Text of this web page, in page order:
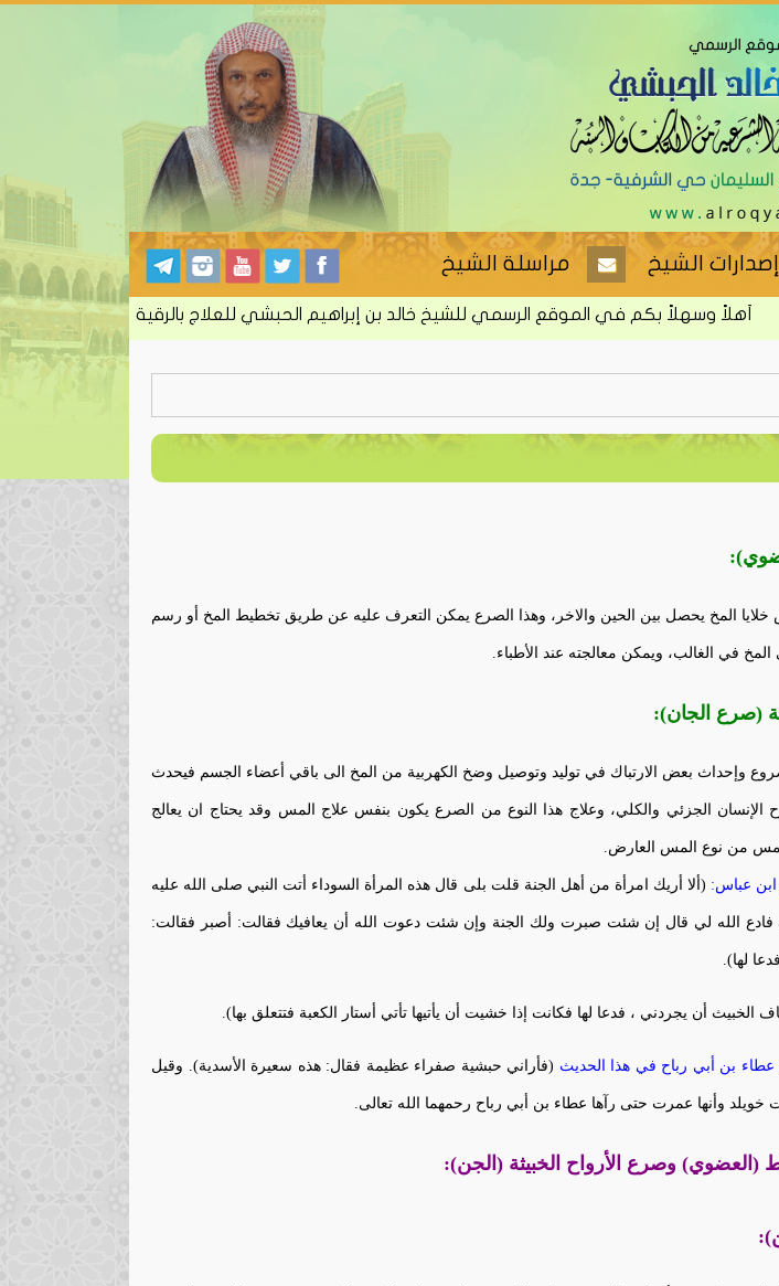
إصدارات الشيخ مراسلة الشيخ
وسهلاً بكم في الموقع الرسمي للشيخ خالد بن إبراهيم الحبشي للعلاج بالرقية الشرعية من الكتاب
المخ يحصل بين الحين والاخر، وهذا الصرع يمكن التعرف عليه عن طريق تخطيط المخ أو رسم
المخ في الغالب، ويمكن معالجته عند الأطباء.
(صرع الجان):
وإحداث بعض الارتباك في توليد وتوصيل وضخ الكهربية من المخ الى باقي أعضاء الجسم فيحدث
الجزئي والكلي، وعلاج هذا النوع من الصرع يكون بنفس علاج المس وقد يحتاج ان يعالج
من نوع المس العارض.
عباس: (ألا أريك امرأة من أهل الجنة قلت بلى قال هذه المرأة السوداء أتت النبي صلى الله عليه
الله لي قال إن شئت صبرت ولك الجنة وإن شئت دعوت الله أن يعافيك فقالت: أصبر فقالت:
لها).
الخبيث أن يجردني ، فدعا لها فكانت إذا خشيت أن يأتيها تأتي أستار الكعبة فتتعلق بها).
بن أبي رباح في هذا الحديث (فأراني حبشية صفراء عظيمة فقال: هذه سعيرة الأسدية). وقيل
وأنها عمرت حتى رآها عطاء بن أبي رباح رحمهما الله تعالى.
(العضوي) وصرع الأرواح الخبيثة (الجن):